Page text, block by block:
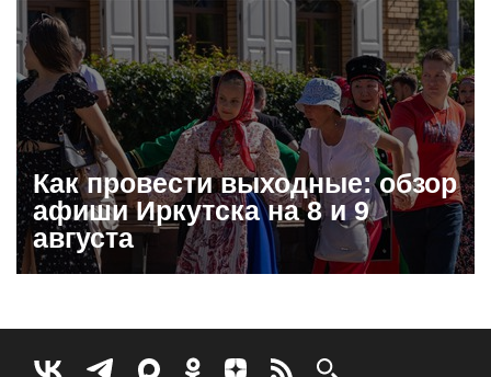
Как провести выходные: обзор
афиши Иркутска на 8 и 9
августа